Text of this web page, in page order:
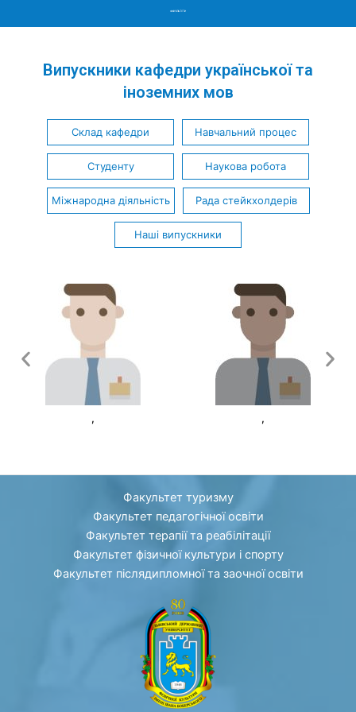
Menu
Випускники кафедри української та
іноземних мов
Склад кафедри Навчальний процес
Студенту Наукова робота
Міжнародна діяльність Рада стейкхолдерів
Наші випускники
, ,
Факультет туризму
Факультет педагогічної освіти
Факультет терапії та реабілітації
Факультет фізичної культури і спорту
Факультет післядипломної та заочної освіти